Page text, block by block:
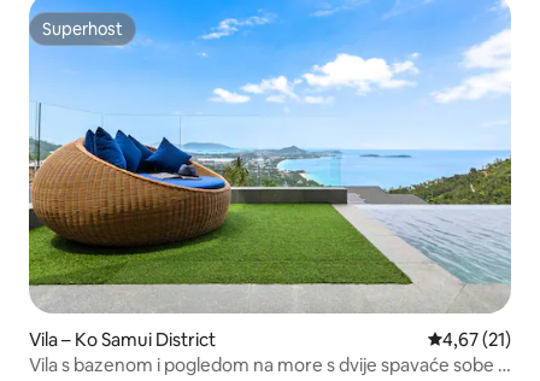
Superhost
Superhost
Vila – Ko Samui District Prosječna
4,67 (21)
Vila s bazenom i pogledom na more s dvije spavaće sobe u